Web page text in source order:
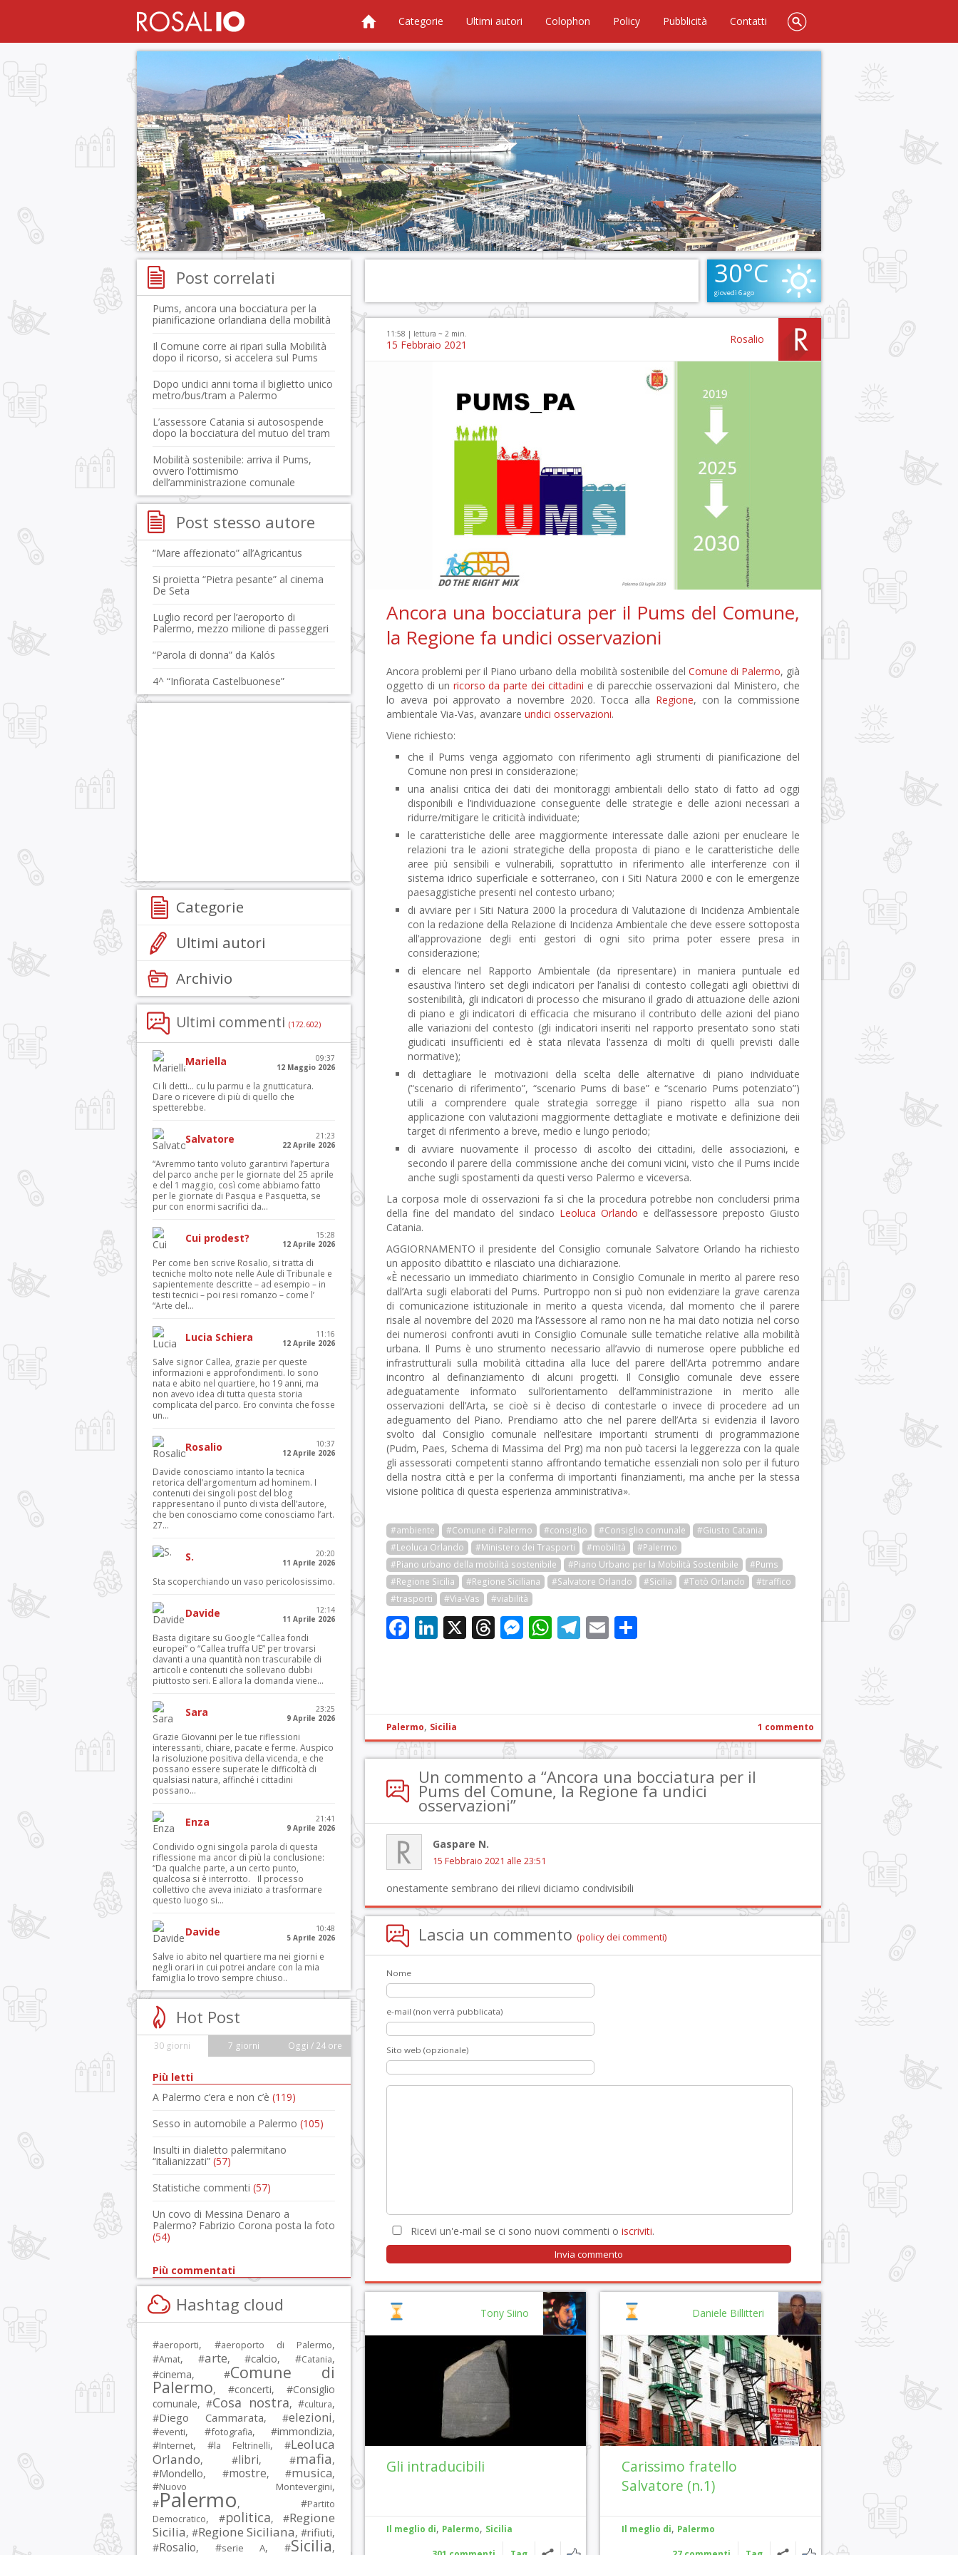
Categorie Ultimi autori Colophon Policy Pubblicità Contatti
30°C
giovedì 6 ago
11:58 | lettura ~ 2 min.
15 Febbraio 2021 Rosalio
Ancora una bocciatura per il Pums del Comune,
la Regione fa undici osservazioni
Ancora problemi per il Piano urbano della mobilità sostenibile del Comune di Palermo, già
oggetto di un ricorso da parte dei cittadini e di parecchie osservazioni dal Ministero, che
lo aveva poi approvato a novembre 2020. Tocca alla Regione, con la commissione
ambientale Via-Vas, avanzare undici osservazioni.
Viene richiesto:
che il Pums venga aggiornato con riferimento agli strumenti di pianificazione del
Comune non presi in considerazione;
una analisi critica dei dati dei monitoraggi ambientali dello stato di fatto ad oggi
disponibili e l’individuazione conseguente delle strategie e delle azioni necessari a
ridurre/mitigare le criticità individuate;
le caratteristiche delle aree maggiormente interessate dalle azioni per enucleare le
relazioni tra le azioni strategiche della proposta di piano e le caratteristiche delle
aree più sensibili e vulnerabili, soprattutto in riferimento alle interferenze con il
sistema idrico superficiale e sotterraneo, con i Siti Natura 2000 e con le emergenze
paesaggistiche presenti nel contesto urbano;
di avviare per i Siti Natura 2000 la procedura di Valutazione di Incidenza Ambientale
con la redazione della Relazione di Incidenza Ambientale che deve essere sottoposta
all’approvazione degli enti gestori di ogni sito prima poter essere presa in
considerazione;
di elencare nel Rapporto Ambientale (da ripresentare) in maniera puntuale ed
esaustiva l’intero set degli indicatori per l’analisi di contesto collegati agli obiettivi di
sostenibilità, gli indicatori di processo che misurano il grado di attuazione delle azioni
di piano e gli indicatori di efficacia che misurano il contributo delle azioni del piano
alle variazioni del contesto (gli indicatori inseriti nel rapporto presentato sono stati
giudicati insufficienti ed è stata rilevata l’assenza di molti di quelli previsti dalle
normative);
di dettagliare le motivazioni della scelta delle alternative di piano individuate
(“scenario di riferimento”, “scenario Pums di base” e “scenario Pums potenziato”)
utili a comprendere quale strategia sorregge il piano rispetto alla sua non
applicazione con valutazioni maggiormente dettagliate e motivate e definizione deii
target di riferimento a breve, medio e lungo periodo;
di avviare nuovamente il processo di ascolto dei cittadini, delle associazioni, e
secondo il parere della commissione anche dei comuni vicini, visto che il Pums incide
anche sugli spostamenti da questi verso Palermo e viceversa.
La corposa mole di osservazioni fa sì che la procedura potrebbe non concludersi prima
della fine del mandato del sindaco Leoluca Orlando e dell’assessore preposto Giusto
Catania.
AGGIORNAMENTO il presidente del Consiglio comunale Salvatore Orlando ha richiesto
un apposito dibattito e rilasciato una dichiarazione.
«È necessario un immediato chiarimento in Consiglio Comunale in merito al parere reso
dall’Arta sugli elaborati del Pums. Purtroppo non si può non evidenziare la grave carenza
di comunicazione istituzionale in merito a questa vicenda, dal momento che il parere
risale al novembre del 2020 ma l’Assessore al ramo non ne ha mai dato notizia nel corso
dei numerosi confronti avuti in Consiglio Comunale sulle tematiche relative alla mobilità
urbana. Il Pums è uno strumento necessario all’avvio di numerose opere pubbliche ed
infrastrutturali sulla mobilità cittadina alla luce del parere dell’Arta potremmo andare
incontro al definanziamento di alcuni progetti. Il Consiglio comunale deve essere
adeguatamente informato sull’orientamento dell’amministrazione in merito alle
osservazioni dell’Arta, se cioè si è deciso di contestarle o invece di procedere ad un
adeguamento del Piano. Prendiamo atto che nel parere dell’Arta si evidenzia il lavoro
svolto dal Consiglio comunale nell’esitare importanti strumenti di programmazione
(Pudm, Paes, Schema di Massima del Prg) ma non può tacersi la leggerezza con la quale
gli assessorati competenti stanno affrontando tematiche essenziali non solo per il futuro
della nostra città e per la conferma di importanti finanziamenti, ma anche per la stessa
visione politica di questa esperienza amministrativa».
#ambiente #Comune di Palermo #consiglio #Consiglio comunale
#Giusto Catania
#Leoluca Orlando
#Ministero dei Trasporti #mobilità
#Palermo
#Piano urbano della mobilità sostenibile
#Piano Urbano per la Mobilità Sostenibile
#Pums
#Regione Sicilia
#Regione Siciliana #Salvatore Orlando #Sicilia #Totò Orlando
#traffico
#trasporti
#Via-Vas #viabilità
Facebook
LinkedIn
X Threads
Messenger
WhatsApp
Telegram
Email
Palermo, Sicilia 1 commento
Un commento a “Ancora una bocciatura per il
Pums del Comune, la Regione fa undici
osservazioni”
Gaspare N.
15 Febbraio 2021 alle 23:51
onestamente sembrano dei rilievi diciamo condivisibili
Lascia un commento (policy dei commenti)
Nome
e-mail (non verrà pubblicata)
Sito web (opzionale)
Ricevi un'e-mail se ci sono nuovi commenti o iscriviti.
Daniele Billitteri
Carissimo fratello
Salvatore (n.1)
Il meglio di, Palermo
Tony Siino
Gli intraducibili
Il meglio di, Palermo, Sicilia
Post correlati
Pums, ancora una bocciatura per la
pianificazione orlandiana della mobilità
Il Comune corre ai ripari sulla Mobilità
dopo il ricorso, si accelera sul Pums
Dopo undici anni torna il biglietto unico
metro/bus/tram a Palermo
L’assessore Catania si autosospende
dopo la bocciatura del mutuo del tram
Mobilità sostenibile: arriva il Pums,
ovvero l’ottimismo
dell’amministrazione comunale
Post stesso autore
“Mare affezionato” all’Agricantus
Si proietta “Pietra pesante” al cinema
De Seta
Luglio record per l’aeroporto di
Palermo, mezzo milione di passeggeri
“Parola di donna” da Kalós
4^ “Infiorata Castelbuonese”
Categorie
Ultimi autori
Archivio
Ultimi commenti (172.602)
Mariella
09:37
12 Maggio 2026
Ci li detti… cu lu parmu e la gnutticatura.
Dare o ricevere di più di quello che
spetterebbe.
Salvatore
21:23
22 Aprile 2026
“Avremmo tanto voluto garantirvi l’apertura
del parco anche per le giornate del 25 aprile
e del 1 maggio, così come abbiamo fatto
per le giornate di Pasqua e Pasquetta, se
pur con enormi sacrifici da...
Cui prodest?
15:28
12 Aprile 2026
Per come ben scrive Rosalio, si tratta di
tecniche molto note nelle Aule di Tribunale e
sapientemente descritte – ad esempio – in
testi tecnici – poi resi romanzo – come l’
“Arte del...
Lucia Schiera
11:16
12 Aprile 2026
Salve signor Callea, grazie per queste
informazioni e approfondimenti. Io sono
nata e abito nel quartiere, ho 19 anni, ma
non avevo idea di tutta questa storia
complicata del parco. Ero convinta che fosse
un...
Rosalio
10:37
12 Aprile 2026
Davide conosciamo intanto la tecnica
retorica dell’argomentum ad hominem. I
contenuti dei singoli post del blog
rappresentano il punto di vista dell’autore,
che ben conosciamo come conosciamo l’art.
27...
S.
20:20
11 Aprile 2026
Sta scoperchiando un vaso pericolosissimo.
Davide
12:14
11 Aprile 2026
Basta digitare su Google “Callea fondi
europei” o “Callea truffa UE” per trovarsi
davanti a una quantità non trascurabile di
articoli e contenuti che sollevano dubbi
piuttosto seri. E allora la domanda viene...
Sara
23:25
9 Aprile 2026
Grazie Giovanni per le tue riflessioni
interessanti, chiare, pacate e ferme. Auspico
la risoluzione positiva della vicenda, e che
possano essere superate le difficoltà di
qualsiasi natura, affinché i cittadini
possano...
Enza
21:41
9 Aprile 2026
Condivido ogni singola parola di questa
riflessione ma ancor di più la conclusione:
“Da qualche parte, a un certo punto,
qualcosa si è interrotto. Il processo
collettivo che aveva iniziato a trasformare
questo luogo si...
Davide
10:48
5 Aprile 2026
Salve io abito nel quartiere ma nei giorni e
negli orari in cui potrei andare con la mia
famiglia lo trovo sempre chiuso..
Hot Post
30 giorni 7 giorni Oggi / 24 ore
Più letti
A Palermo c’era e non c’è (119)
Sesso in automobile a Palermo (105)
Insulti in dialetto palermitano
“italianizzati” (57)
Statistiche commenti (57)
Un covo di Messina Denaro a
Palermo? Fabrizio Corona posta la foto
(54)
Più commentati
Hashtag cloud
#aeroporti, #aeroporto di Palermo,
#Amat, #arte, #calcio, #Catania,
#cinema, #Comune di
Palermo, #concerti, #Consiglio
comunale, #Cosa nostra, #cultura,
#Diego Cammarata, #elezioni,
#eventi, #fotografia, #immondizia,
#Internet, #la Feltrinelli, #Leoluca
Orlando, #libri, #mafia,
#Mondello, #mostre, #musica,
#Nuovo Montevergini,
#Palermo, #Partito
Democratico, #politica, #Regione
Sicilia, #Regione Siciliana, #rifiuti,
#Rosalio, #serie A, #Sicilia,